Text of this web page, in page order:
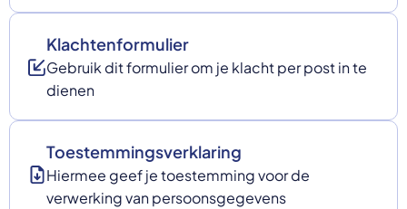
ondersteuning bieden bij schulden, niet
straffen
Schrap de opslag op de zorgpremie voor mensen die
English
Deutsch
Polski
Romana
български
русский
Espanol
Francais
Klachtenformulier
Gebruik dit formulier om je klacht per post in te
dienen
Toestemmingsverklaring
Hiermee geef je toestemming voor de
verwerking van persoonsgegevens